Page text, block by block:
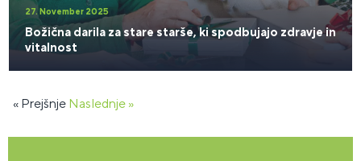
27. November 2025
Božična darila za stare starše, ki spodbujajo zdravje in
vitalnost
« Prejšnje Naslednje »